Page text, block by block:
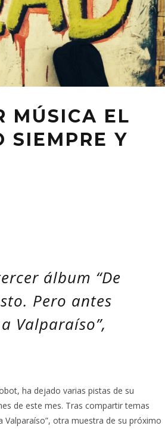
MÚSICA EL
SIEMPRE Y
álbum “De
Pero antes
Valparaíso”,
ha dejado varias pistas de su
de este mes. Tras compartir temas
Valparaíso”, otra muestra de su próximo